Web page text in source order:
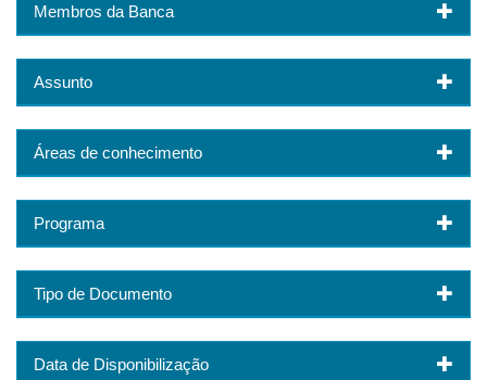
Membros da Banca
Assunto
Áreas de conhecimento
Programa
Tipo de Documento
Data de Disponibilização